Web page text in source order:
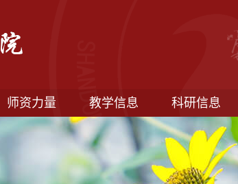
师资力量 教学信息 科研信息